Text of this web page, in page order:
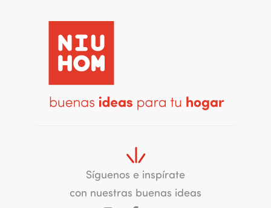
Síguenos e inspírate
con nuestras buenas ideas